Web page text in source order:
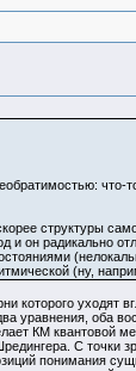
что-
структуры
и он радикально
(ну,
которого
оба
КМ квантовой
С
понимания